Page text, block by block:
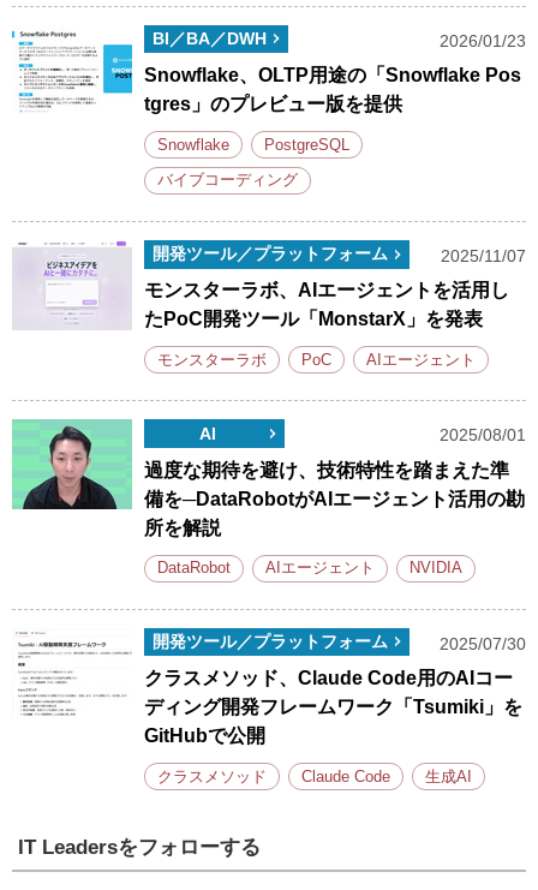
BI／BA／DWH 2026/01/23
Snowflake、OLTP用途の「Snowflake Pos
tgres」のプレビュー版を提供
Snowflake PostgreSQL
バイブコーディング
開発ツール／プラットフォーム 2025/11/07
モンスターラボ、AIエージェントを活用し
たPoC開発ツール「MonstarX」を発表
モンスターラボ PoC AIエージェント
AI 2025/08/01
過度な期待を避け、技術特性を踏まえた準
備を─DataRobotがAIエージェント活用の勘
所を解説
DataRobot AIエージェント NVIDIA
開発ツール／プラットフォーム 2025/07/30
クラスメソッド、Claude Code用のAIコー
ディング開発フレームワーク「Tsumiki」を
GitHubで公開
クラスメソッド Claude Code 生成AI
IT Leadersをフォローする